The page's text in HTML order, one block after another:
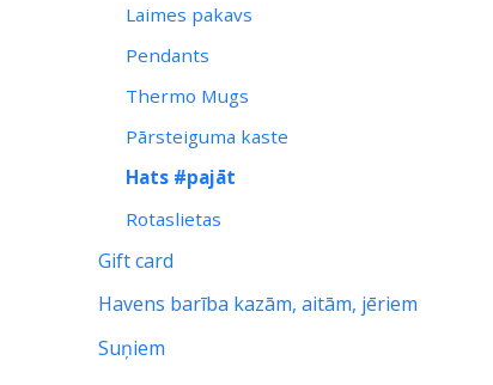
Laimes pakavs
Pendants
Thermo Mugs
Pārsteiguma kaste
Hats #pajāt
Rotaslietas
Gift card
Havens barība kazām, aitām, jēriem
Suņiem